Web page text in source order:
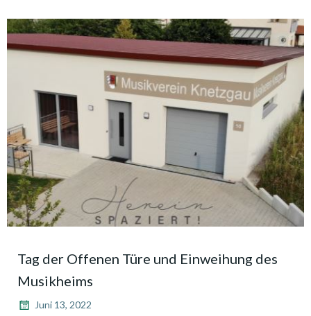
Tag der Offenen Türe und Einweihung des
Musikheims
Juni 13, 2022